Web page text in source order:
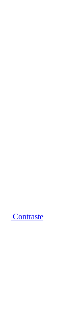
Contraste